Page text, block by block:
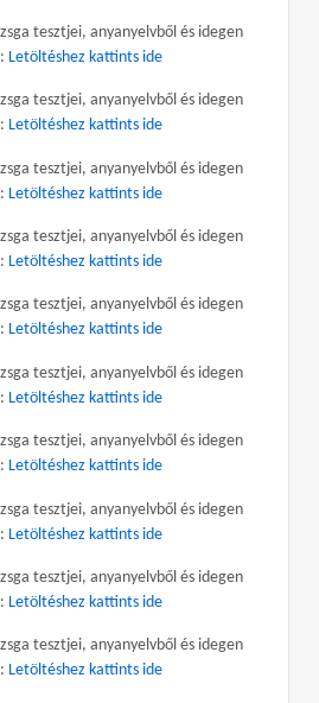
tesztjei, anyanyelvből és idegen
Letöltéshez kattints ide
tesztjei, anyanyelvből és idegen
Letöltéshez kattints ide
tesztjei, anyanyelvből és idegen
Letöltéshez kattints ide
tesztjei, anyanyelvből és idegen
Letöltéshez kattints ide
tesztjei, anyanyelvből és idegen
Letöltéshez kattints ide
tesztjei, anyanyelvből és idegen
Letöltéshez kattints ide
tesztjei, anyanyelvből és idegen
Letöltéshez kattints ide
tesztjei, anyanyelvből és idegen
Letöltéshez kattints ide
tesztjei, anyanyelvből és idegen
Letöltéshez kattints ide
tesztjei, anyanyelvből és idegen
Letöltéshez kattints ide